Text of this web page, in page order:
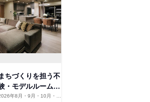
ちづくりを担う不
・モデルルーム見
年8月・9月・10月・11